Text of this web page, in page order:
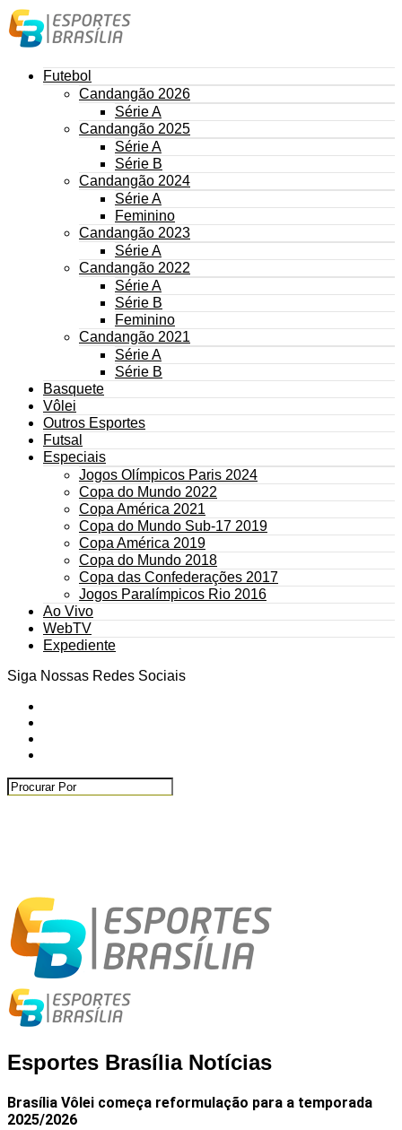
Futebol
Candangão 2026
Série A
Candangão 2025
Série A
Série B
Candangão 2024
Série A
Feminino
Candangão 2023
Série A
Candangão 2022
Série A
Série B
Feminino
Candangão 2021
Série A
Série B
Basquete
Vôlei
Outros Esportes
Futsal
Especiais
Jogos Olímpicos Paris 2024
Copa do Mundo 2022
Copa América 2021
Copa do Mundo Sub-17 2019
Copa América 2019
Copa do Mundo 2018
Copa das Confederações 2017
Jogos Paralímpicos Rio 2016
Ao Vivo
WebTV
Expediente
Siga Nossas Redes Sociais
Esportes Brasília Notícias
Brasília Vôlei começa reformulação para a temporada
2025/2026